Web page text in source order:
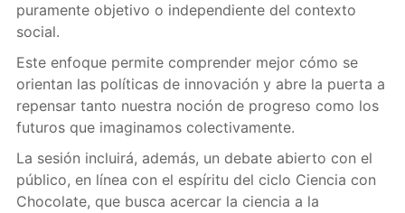
puramente objetivo o independiente del contexto
social.
Este enfoque permite comprender mejor cómo se
orientan las políticas de innovación y abre la puerta a
repensar tanto nuestra noción de progreso como los
futuros que imaginamos colectivamente.
La sesión incluirá, además, un debate abierto con el
público, en línea con el espíritu del ciclo Ciencia con
Chocolate, que busca acercar la ciencia a la